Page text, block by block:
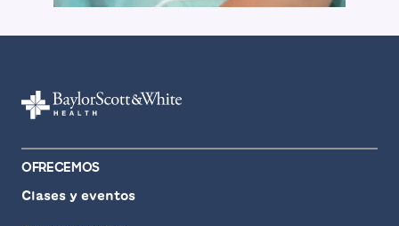
OFRECEMOS
Clases y eventos